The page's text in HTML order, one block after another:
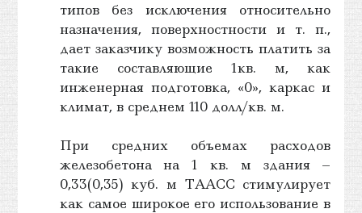
типов без исключения относительно
назначения, поверхностности и т. п.,
дает заказчику возможность платить за
такие составляющие 1кв. м, как
инженерная подготовка, «0», каркас и
климат, в среднем 110 долл/кв. м.
При средних объемах расходов
железобетона на 1 кв. м здания –
0,33(0,35) куб. м ТААСС стимулирует
как самое широкое его использование в